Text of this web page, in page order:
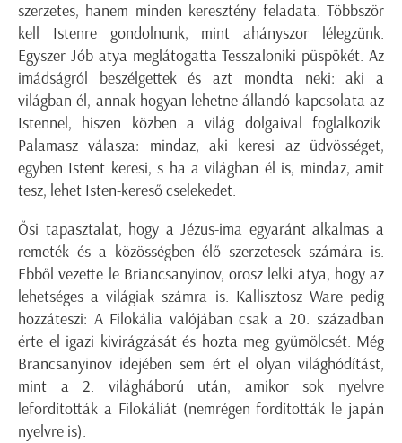
szerzetes, hanem minden keresztény feladata. Többször
kell Istenre gondolnunk, mint ahányszor lélegzünk.
Egyszer Jób atya meglátogatta Tesszaloniki püspökét. Az
imádságról beszélgettek és azt mondta neki: aki a
világban él, annak hogyan lehetne állandó kapcsolata az
Istennel, hiszen közben a világ dolgaival foglalkozik.
Palamasz válasza: mindaz, aki keresi az üdvösséget,
egyben Istent keresi, s ha a világban él is, mindaz, amit
tesz, lehet Isten-kereső cselekedet.
Ősi tapasztalat, hogy a Jézus-ima egyaránt alkalmas a
remeték és a közösségben élő szerzetesek számára is.
Ebből vezette le Briancsanyinov, orosz lelki atya, hogy az
lehetséges a világiak számra is. Kallisztosz Ware pedig
hozzáteszi: A Filokália valójában csak a 20. században
érte el igazi kivirágzását és hozta meg gyümölcsét. Még
Brancsanyinov idejében sem ért el olyan világhódítást,
mint a 2. világháború után, amikor sok nyelvre
lefordították a Filokáliát (nemrégen fordították le japán
nyelvre is).